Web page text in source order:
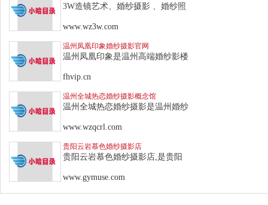
3W造镜艺术、婚纱摄影 、婚纱照
www.wz3w.com
温州凤凰印象婚纱摄影官网
温州凤凰印象是温州高端婚纱影楼
fhvip.cn
温州全城热恋婚纱摄影概念馆
温州全城热恋婚纱摄影是温州婚纱
www.wzqcrl.com
贵阳云岩慕色婚纱摄影店
贵阳云岩慕色婚纱摄影店,是贵阳
www.gymuse.com